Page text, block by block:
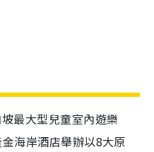
最大型兒童室內遊樂
海岸酒店舉辦以8大原